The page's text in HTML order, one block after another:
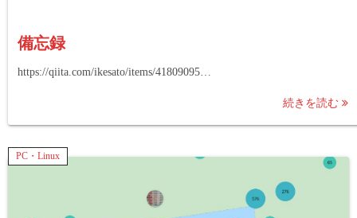
備忘録
https://qiita.com/ikesato/items/41809095…
続きを読む
PC・Linux